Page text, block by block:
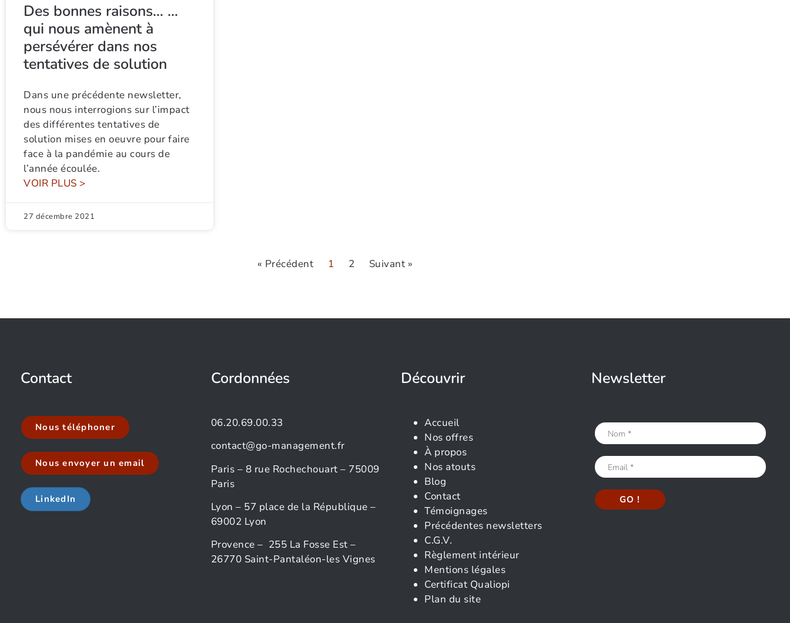
Des bonnes raisons… …
qui nous amènent à
persévérer dans nos
tentatives de solution
Dans une précédente newsletter,
nous nous interrogions sur l’impact
des différentes tentatives de
solution mises en oeuvre pour faire
face à la pandémie au cours de
l’année écoulée.
VOIR PLUS >
27 décembre 2021
« Précédent 1 2 Suivant »
Contact
Nous téléphoner
Nous envoyer un email
LinkedIn
Cordonnées
06.20.69.00.33
contact@go-management.fr
Paris – 8 rue Rochechouart – 75009
Paris
Lyon – 57 place de la République –
69002 Lyon
Provence – 255 La Fosse Est –
26770 Saint-Pantaléon-les Vignes
Découvrir
Accueil
Nos offres
À propos
Nos atouts
Blog
Contact
Témoignages
Précédentes newsletters
C.G.V.
Règlement intérieur
Mentions légales
Certificat Qualiopi
Plan du site
Newsletter